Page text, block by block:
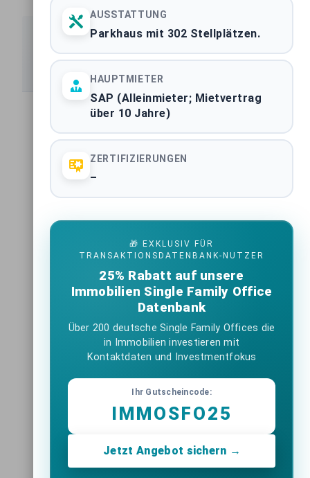
Spezialisierte Marktberichte
BUNDESWEITE ASSETKLASSE
Büroimmobilien Deutschland
BUNDESWEITE ASSETKLASSE
Mixed-Use Immobilien Deutschland
BUNDESWEITE ASSETKLASSE
Light-Industrial Immobilien
Deutschland
BUNDESWEITE ASSETKLASSE
BUNDESWEITE ASSETKLASSE
Hotelimmobilien Deutschland
BUNDESWEITE ASSETKLASSE
AUSSTATTUNG
Parkhaus mit 302 Stellplätzen.
HAUPTMIETER
SAP (Alleinmieter; Mietvertrag
über 10 Jahre)
ZERTIFIZIERUNGEN
–
🎁 EXKLUSIV FÜR
TRANSAKTIONSDATENBANK-NUTZER
25% Rabatt auf unsere
Immobilien Single Family Office
Datenbank
Über 200 deutsche Single Family Offices die
in Immobilien investieren mit
Kontaktdaten und Investmentfokus
Ihr Gutscheincode:
IMMOSFO25
Jetzt Angebot sichern →